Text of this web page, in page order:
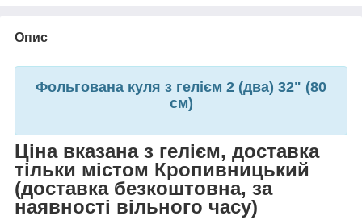
Опис
Фольгована куля з гелієм 2 (два) 32" (80
см)
Ціна вказана з гелієм, доставка
тільки містом Кропивницький
(доставка безкоштовна, за
наявності вільного часу)